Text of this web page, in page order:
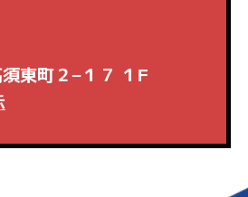
東町２−１７ １F